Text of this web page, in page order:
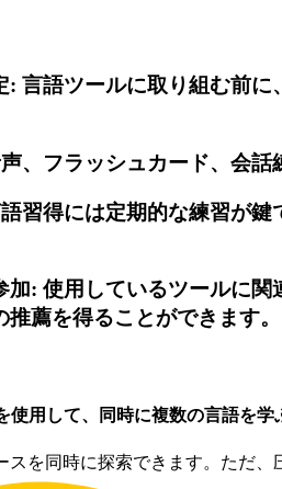
: 言語ツールに取り組む前
、フラッシュカード、会
習得には定期的な練習が
加: 使用しているツールに
薦を得ることができます。
使用して、同時に複数の言語を
スを同時に探索できます。ただ